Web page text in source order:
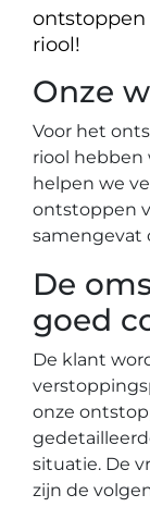
riool!
Onze
Voor het
riool hebben
helpen we
ontstoppen
samengevat
De
goed
De klant
onze
situatie. De
zijn de